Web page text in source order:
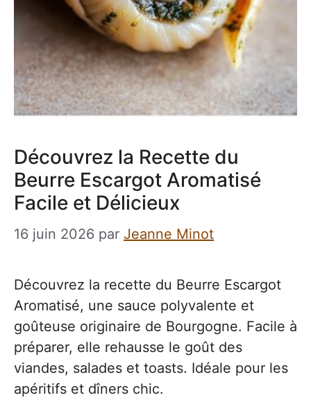
Découvrez la Recette du
Beurre Escargot Aromatisé
Facile et Délicieux
16 juin 2026 par Jeanne Minot
Découvrez la recette du Beurre Escargot
Aromatisé, une sauce polyvalente et
goûteuse originaire de Bourgogne. Facile à
préparer, elle rehausse le goût des
viandes, salades et toasts. Idéale pour les
apéritifs et dîners chic.